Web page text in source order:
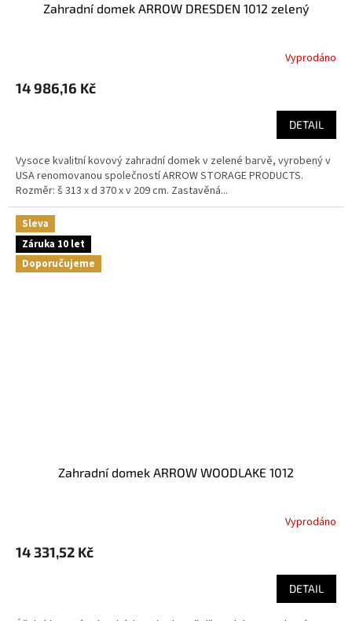
Zahradní domek ARROW DRESDEN 1012 zelený
Vyprodáno
14 986,16 Kč
DETAIL
Vysoce kvalitní kovový zahradní domek v zelené barvě, vyrobený v
USA renomovanou společností ARROW STORAGE PRODUCTS.
Rozměr: š 313 x d 370 x v 209 cm. Zastavěná...
Sleva
Záruka 10 let
Doporučujeme
Zahradní domek ARROW WOODLAKE 1012
Vyprodáno
14 331,52 Kč
DETAIL